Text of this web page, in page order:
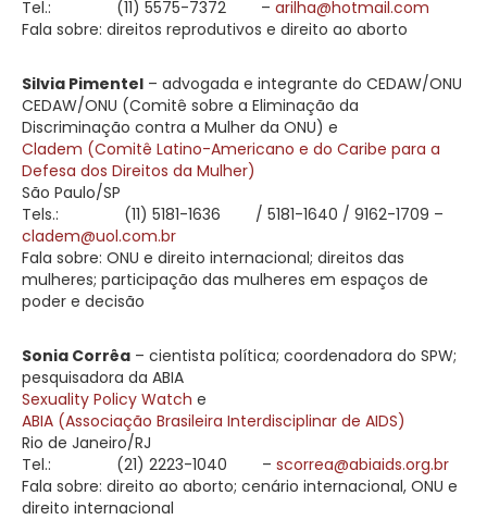
Tel.:
(11) 5575-7372 – arilha@hotmail.com
Fala sobre: direitos reprodutivos e direito ao aborto
Silvia Pimentel – advogada e integrante do CEDAW/ONU
CEDAW/ONU (Comitê sobre a Eliminação da
Discriminação contra a Mulher da ONU) e
Cladem (Comitê Latino-Americano e do Caribe para a
Defesa dos Direitos da Mulher)
São Paulo/SP
Tels.:
(11) 5181-1636
/ 5181-1640 / 9162-1709 –
cladem@uol.com.br
Fala sobre: ONU e direito internacional; direitos das
mulheres; participação das mulheres em espaços de
poder e decisão
Sonia Corrêa – cientista política; coordenadora do SPW;
pesquisadora da ABIA
Sexuality Policy Watch e
ABIA (Associação Brasileira Interdisciplinar de AIDS)
Rio de Janeiro/RJ
Tel.:
(21) 2223-1040 – scorrea@abiaids.org.br
Fala sobre: direito ao aborto; cenário internacional, ONU e
direito internacional